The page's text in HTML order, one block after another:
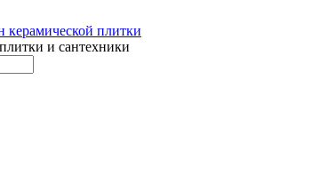
и сантехники